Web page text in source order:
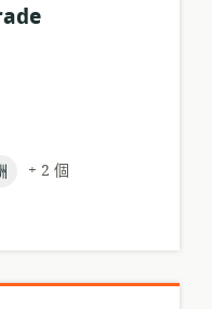
+ 2 個